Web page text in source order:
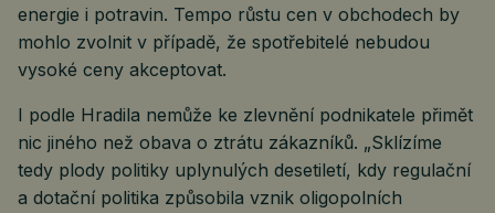
energie i potravin. Tempo růstu cen v obchodech by
mohlo zvolnit v případě, že spotřebitelé nebudou
vysoké ceny akceptovat.
I podle Hradila nemůže ke zlevnění podnikatele přimět
nic jiného než obava o ztrátu zákazníků. „Sklízíme
tedy plody politiky uplynulých desetiletí, kdy regulační
a dotační politika způsobila vznik oligopolních